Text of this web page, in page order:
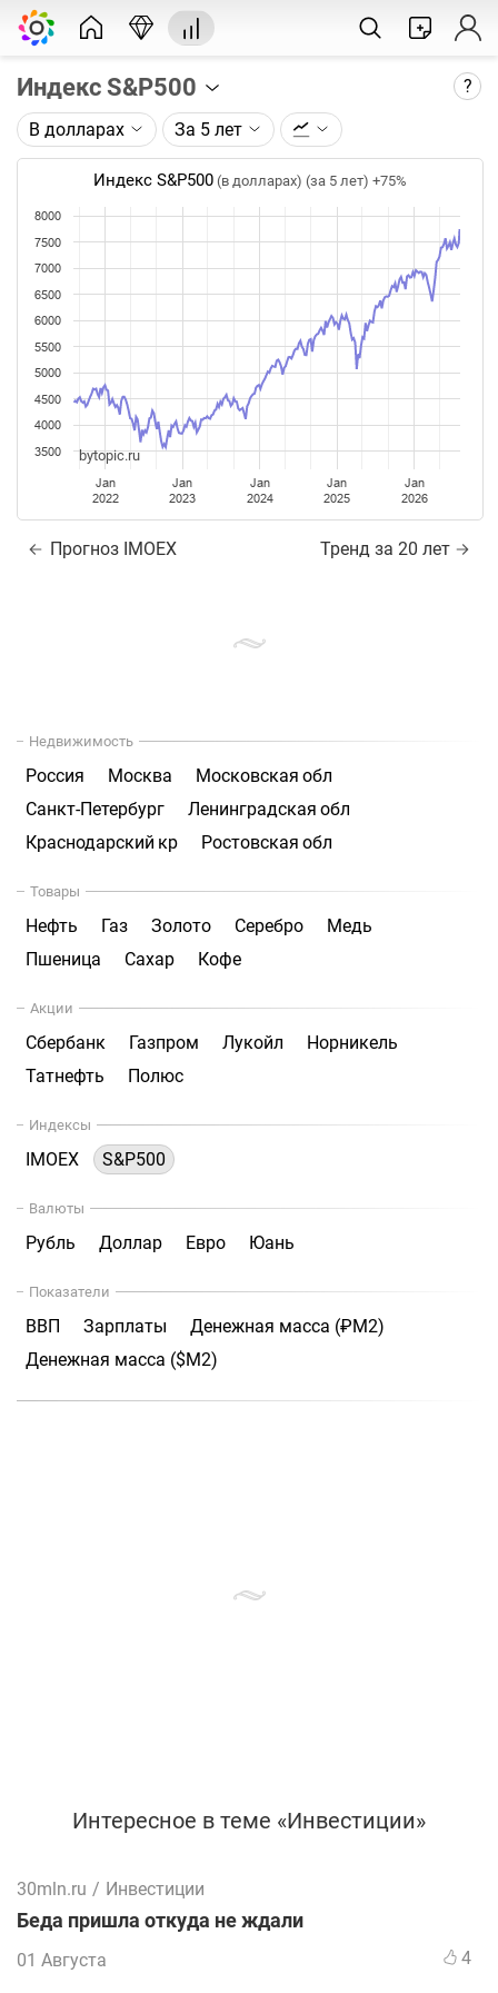
Индекс S&P500 ?
Описание графика:
Индекс S&P500 по данным компании Standard &
Каждая точка на графике - цена закрытия дня,
недели или месяца. Оптимальный таймфрейм
(день, неделя, месяц) подбирается автоматически
Данные добавляются ежедневно.
В долларах За 5 лет
Индекс S&P500 (в долларах) (за 5 лет) +75%
Jan
2022
Jan
2023
Jan
2024
Jan
2025
Jan
2026
3500
4000
4500
5000
5500
6000
6500
7000
7500
8000
bytopic.ru
Прогноз IMOEX Тренд за 20 лет
Недвижимость
Россия Москва
Московская обл
Санкт-Петербург
Ленинградская обл
Краснодарский кр
Ростовская обл
Товары
Нефть Газ Золото Серебро
Медь
Пшеница
Сахар Кофе
Акции
Сбербанк Газпром Лукойл
Норникель
Татнефть
Полюс
Индексы
IMOEX S&P500
Валюты
Рубль Доллар Евро Юань
Показатели
ВВП Зарплаты
Денежная масса (₽М2)
Денежная масса ($М2)
Интересное в теме «Инвестиции»
30mln.ru / Инвестиции
Беда пришла откуда не ждали
01 Августа 4